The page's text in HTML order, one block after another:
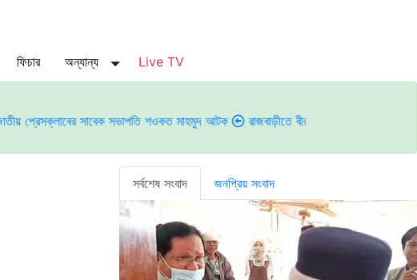
ফিচার অন্যান্য Live TV
সাবেক সভাপতি শওকত মাহমুদ আটক রাজবাড়ীতে বীর মুক্তিযোদ্ধাদের জন্য সংরক্ষিত
সর্বশেষ সংবাদ জনপ্রিয় সংবাদ